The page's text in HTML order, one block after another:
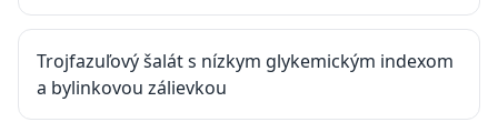
Trojfazuľový šalát s nízkym glykemickým indexom
a bylinkovou zálievkou